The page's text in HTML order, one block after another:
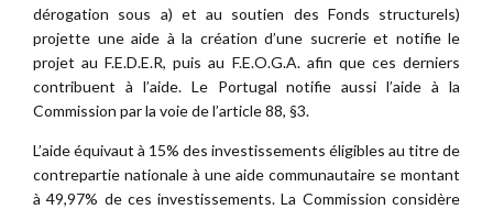
dérogation sous a) et au soutien des Fonds structurels)
projette une aide à la création d’une sucrerie et notifie le
projet au F.E.D.E.R, puis au F.E.O.G.A. afin que ces derniers
contribuent à l’aide. Le Portugal notifie aussi l’aide à la
Commission par la voie de l’article 88, §3.
L’aide équivaut à 15% des investissements éligibles au titre de
contrepartie nationale à une aide communautaire se montant
à 49,97% de ces investissements. La Commission considère